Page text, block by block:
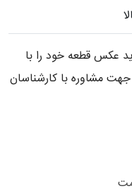
عکس قطعه خود را با
مشاوره با کارشناسان